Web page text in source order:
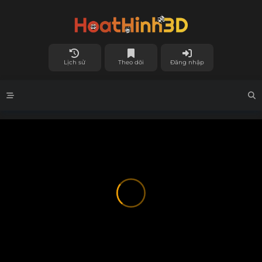
Lịch sử Theo dõi Đăng nhập